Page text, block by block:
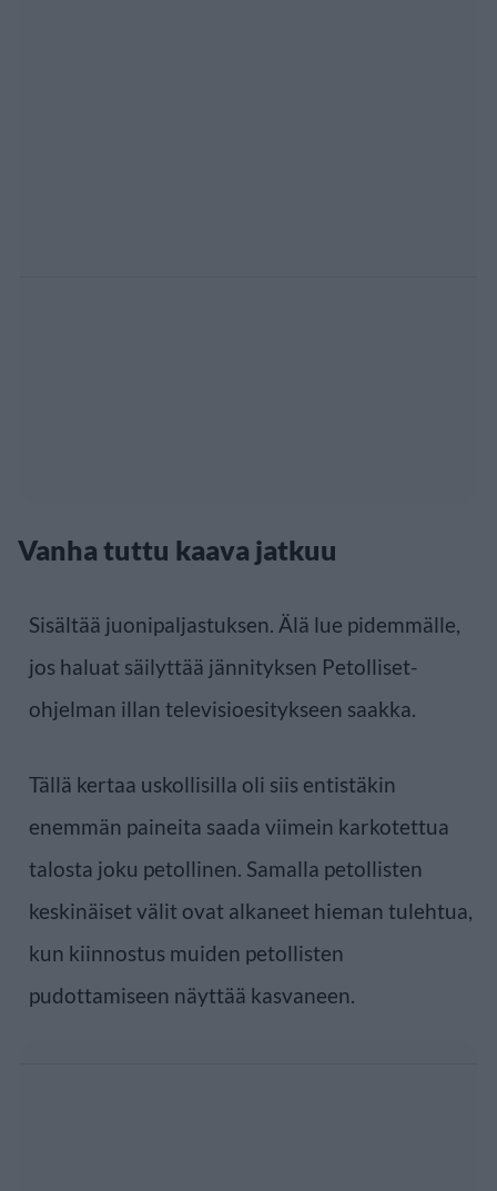
Vanha tuttu kaava jatkuu
Sisältää juonipaljastuksen. Älä lue pidemmälle,
jos haluat säilyttää jännityksen Petolliset-
ohjelman illan televisioesitykseen saakka.
Tällä kertaa uskollisilla oli siis entistäkin
enemmän paineita saada viimein karkotettua
talosta joku petollinen. Samalla petollisten
keskinäiset välit ovat alkaneet hieman tulehtua,
kun kiinnostus muiden petollisten
pudottamiseen näyttää kasvaneen.